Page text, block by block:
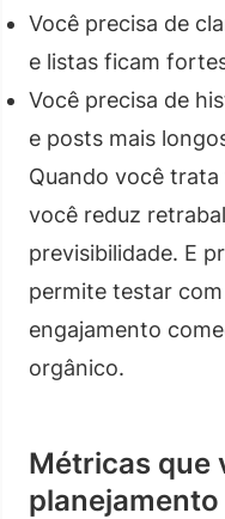
Você precisa de
e listas ficam
Você precisa de
e posts mais
Quando você
você reduz
previsibilidade. E
permite testar
engajamento
orgânico.
Métricas que
planejamento